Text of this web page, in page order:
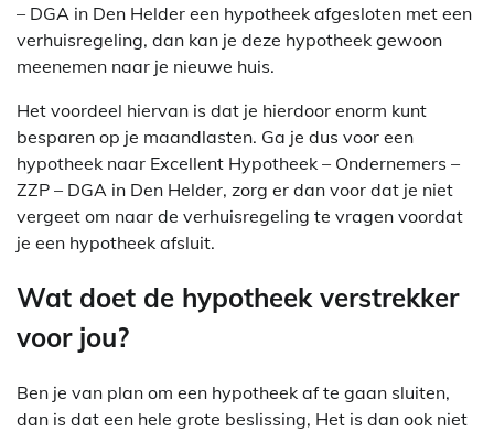
– DGA in Den Helder een hypotheek afgesloten met een
verhuisregeling, dan kan je deze hypotheek gewoon
meenemen naar je nieuwe huis.
Het voordeel hiervan is dat je hierdoor enorm kunt
besparen op je maandlasten. Ga je dus voor een
hypotheek naar Excellent Hypotheek – Ondernemers –
ZZP – DGA in Den Helder, zorg er dan voor dat je niet
vergeet om naar de verhuisregeling te vragen voordat
je een hypotheek afsluit.
Wat doet de hypotheek verstrekker
voor jou?
Ben je van plan om een hypotheek af te gaan sluiten,
dan is dat een hele grote beslissing, Het is dan ook niet